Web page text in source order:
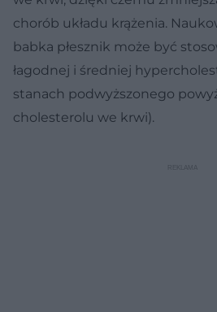
chorób układu krążenia.
babka płesznik może być
łagodnej i średniej
stanach podwyższonego
cholesterolu we krwi).